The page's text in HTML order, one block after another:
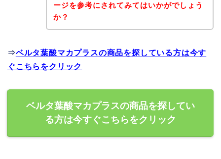
ージを参考にされてみてはいかがでしょう
か？
⇒ベルタ葉酸マカプラスの商品を探している方は今す
ぐこちらをクリック
ベルタ葉酸マカプラスの商品を探してい
る方は今すぐこちらをクリック